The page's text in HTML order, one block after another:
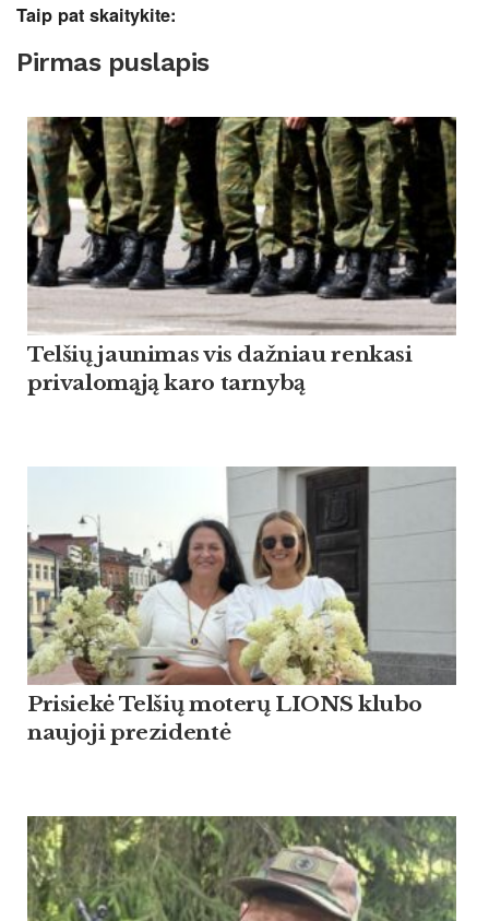
Taip pat skaitykite:
Pirmas puslapis
Tel­šių jau­ni­mas vis daž­niau ren­ka­si
pri­va­lomąją ka­ro tar­nybą
Pri­siekė Tel­šių mo­terų LIONS klu­bo
nau­jo­ji pre­zi­dentė